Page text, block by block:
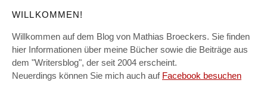
WILLKOMMEN!
Willkommen auf dem Blog von Mathias Broeckers. Sie finden
hier Informationen über meine Bücher sowie die Beiträge aus
dem "Writersblog", der seit 2004 erscheint.
Neuerdings können Sie mich auch auf Facebook besuchen